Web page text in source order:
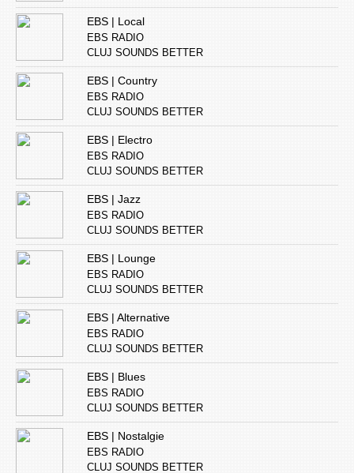
EBS | Local
EBS RADIO
CLUJ SOUNDS BETTER
EBS | Country
EBS RADIO
CLUJ SOUNDS BETTER
EBS | Electro
EBS RADIO
CLUJ SOUNDS BETTER
EBS | Jazz
EBS RADIO
CLUJ SOUNDS BETTER
EBS | Lounge
EBS RADIO
CLUJ SOUNDS BETTER
EBS | Alternative
EBS RADIO
CLUJ SOUNDS BETTER
EBS | Blues
EBS RADIO
CLUJ SOUNDS BETTER
EBS | Nostalgie
EBS RADIO
CLUJ SOUNDS BETTER